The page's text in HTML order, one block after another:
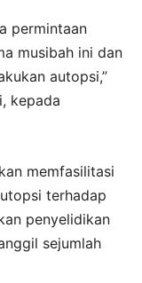
permintaan
musibah ini dan
autopsi,”
kepada
memfasilitasi
terhadap
penyelidikan
sejumlah